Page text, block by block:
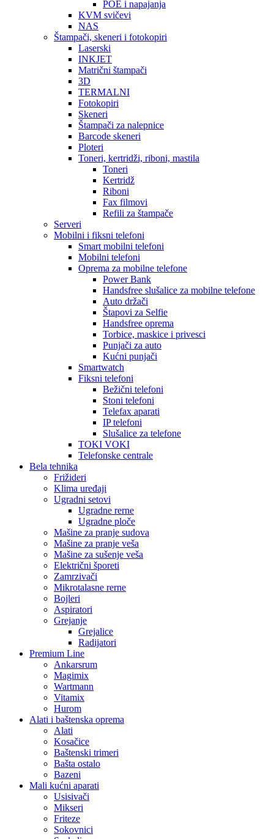
POE i napajanja
KVM svičevi
NAS
Štampači, skeneri i fotokopiri
Laserski
INKJET
Matrični štampači
3D
TERMALNI
Fotokopiri
Skeneri
Štampači za nalepnice
Barcode skeneri
Ploteri
Toneri, kertridži, riboni, mastila
Toneri
Kertridž
Riboni
Fax filmovi
Refili za štampače
Serveri
Mobilni i fiksni telefoni
Smart mobilni telefoni
Mobilni telefoni
Oprema za mobilne telefone
Power Bank
Handsfree slušalice za mobilne telefone
Auto držači
Štapovi za Selfie
Handsfree oprema
Torbice, maskice i privesci
Punjači za auto
Kućni punjači
Smartwatch
Fiksni telefoni
Bežični telefoni
Stoni telefoni
Telefax aparati
IP telefoni
Slušalice za telefone
TOKI VOKI
Telefonske centrale
Bela tehnika
Frižideri
Klima uređaji
Ugradni setovi
Ugradne rerne
Ugradne ploče
Mašine za pranje sudova
Mašine za pranje veša
Mašine za sušenje veša
Električni šporeti
Zamrzivači
Mikrotalasne rerne
Bojleri
Aspiratori
Grejanje
Grejalice
Radijatori
Premium Line
Ankarsrum
Magimix
Wartmann
Vitamix
Hurom
Alati i baštenska oprema
Alati
Kosačice
Baštenski trimeri
Bašta ostalo
Bazeni
Mali kućni aparati
Usisivači
Mikseri
Friteze
Sokovnici